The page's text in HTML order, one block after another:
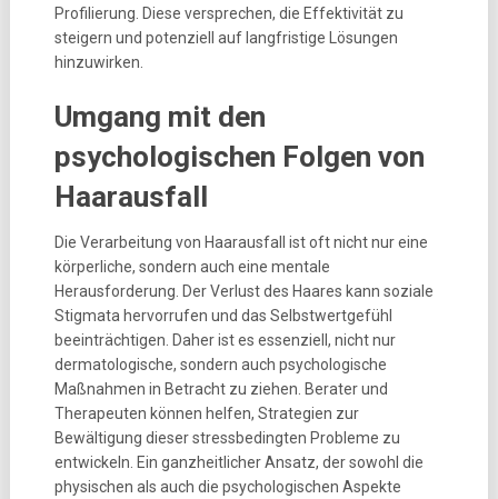
Profilierung. Diese versprechen, die Effektivität zu
steigern und potenziell auf langfristige Lösungen
hinzuwirken.
Umgang mit den
psychologischen Folgen von
Haarausfall
Die Verarbeitung von Haarausfall ist oft nicht nur eine
körperliche, sondern auch eine mentale
Herausforderung. Der Verlust des Haares kann soziale
Stigmata hervorrufen und das Selbstwertgefühl
beeinträchtigen. Daher ist es essenziell, nicht nur
dermatologische, sondern auch psychologische
Maßnahmen in Betracht zu ziehen. Berater und
Therapeuten können helfen, Strategien zur
Bewältigung dieser stressbedingten Probleme zu
entwickeln. Ein ganzheitlicher Ansatz, der sowohl die
physischen als auch die psychologischen Aspekte